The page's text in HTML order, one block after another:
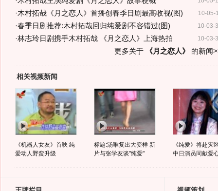
10-05-
·木村拓哉《月之恋人》首播创春季日剧最高收视(图)
10-03-
·春季日剧推荐:木村拓哉回归纯爱剧不容错过(图)
10-03-
·林志玲日剧携手木村拓哉 《月之恋人》上海热拍
更多关于
《月之恋人》 的新闻
相关视频新闻
《机器人女友》首映 纯
爱动人野蛮升级
标题:汤唯复出大变样 新
片与张学友谈"纯爱"
《纯爱》将赴灾
中日演员同献爱